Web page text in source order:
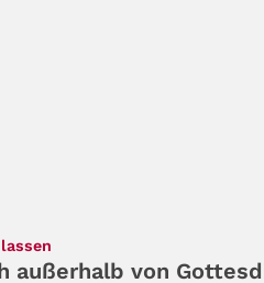
außerhalb von